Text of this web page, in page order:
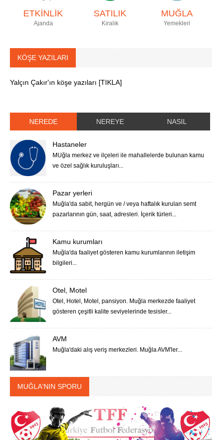
ETKİNLİK
Ajanda
SATILIK
Kiralık
MUĞLA
Yemekleri
KÖŞE YAZILARI
Yalçın Çakır'ın köşe yazıları [TIKLA]
NEREDE NEREYE NASIL
Hastaneler
MUğla merkez ve ilçeleri ile mahallelerde bulunan kamu
ve özel sağlık kuruluşları...
Pazar yerleri
Muğla'da sabit, hergün ve / veya haftalık kurulan semt
pazarlarının gün, saat, adresleri. İçerik türleri...
Kamu kurumları
Muğla'da faaliyet gösteren kamu kurumlarının iletişim
bilgileri...
Otel, Motel
Otel, Hotel, Motel, pansiyon. Muğla merkezde faaliyet
gösteren çeşitli kalite seviyelerinde tesisler...
AVM
Muğla'daki alış veriş merkezleri. Muğla AVM'ler...
MUĞLA'NIN SPORU